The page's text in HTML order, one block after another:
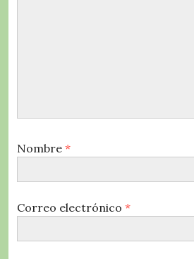
Nombre *
Correo electrónico *